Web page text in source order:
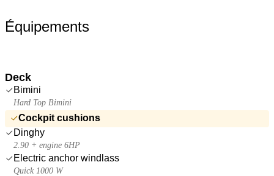
Équipements
Deck
Bimini
Hard Top Bimini
Cockpit cushions
Dinghy
2.90 + engine 6HP
Electric anchor windlass
Quick 1000 W